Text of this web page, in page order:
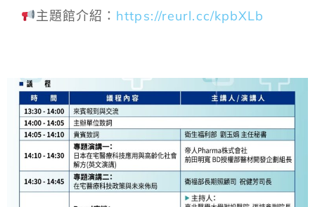
主題館介紹： https://reurl.cc/kpbXLb